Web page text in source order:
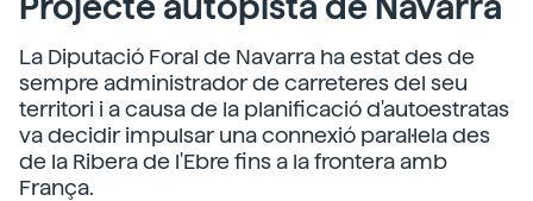
La Diputació Foral de Navarra ha estat des de
sempre administrador de carreteres del seu
territori i a causa de la planificació d'autoestratas
va decidir impulsar una connexió paral·lela des
de la Ribera de l'Ebre fins a la frontera amb
França.